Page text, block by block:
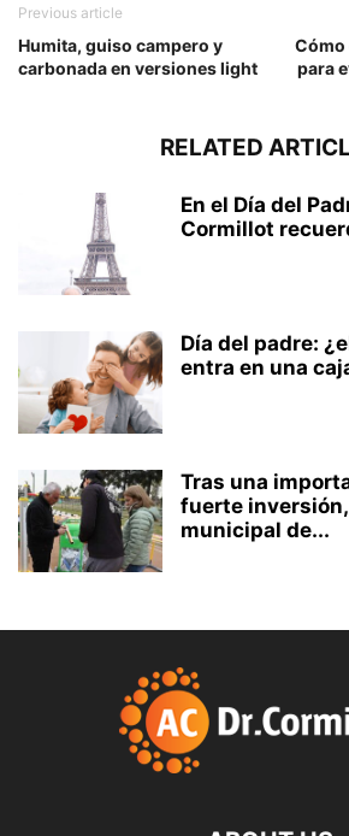
Previous article
Humita, guiso campero y
carbonada en versiones light
para
RELATED
En el Día del
Cormillot
Día del padre:
entra en una
Tras una
fuerte
municipal de...